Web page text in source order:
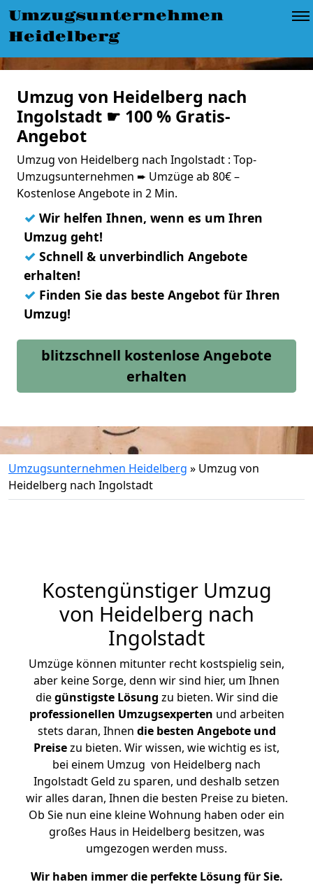
Umzugsunternehmen
Heidelberg
Umzug von Heidelberg nach
Ingolstadt ☛ 100 % Gratis-
Angebot
Umzug von Heidelberg nach Ingolstadt : Top-
Umzugsunternehmen ➨ Umzüge ab 80€ –
Kostenlose Angebote in 2 Min.
✓ Wir helfen Ihnen, wenn es um Ihren
Umzug geht!
✓ Schnell & unverbindlich Angebote
erhalten!
✓ Finden Sie das beste Angebot für Ihren
Umzug!
blitzschnell kostenlose Angebote
erhalten
Umzugsunternehmen Heidelberg » Umzug von
Heidelberg nach Ingolstadt
Kostengünstiger Umzug
von Heidelberg nach
Ingolstadt
Umzüge können mitunter recht kostspielig sein,
aber keine Sorge, denn wir sind hier, um Ihnen
diegünstigste Lösung zu bieten. Wir sind die
professionellen Umzugsexperten und arbeiten
stets daran, Ihnen die besten Angebote und
Preisezu bieten. Wir wissen, wie wichtig es ist,
bei einem Umzug von Heidelberg nach
Ingolstadt Geld zu sparen, und deshalb setzen
wir alles daran, Ihnen die besten Preise zu bieten.
Ob Sie nun eine kleine Wohnung haben oder ein
großes Haus in Heidelberg besitzen, was
umgezogen werden muss.
Wir haben immer die perfekte Lösung für Sie.